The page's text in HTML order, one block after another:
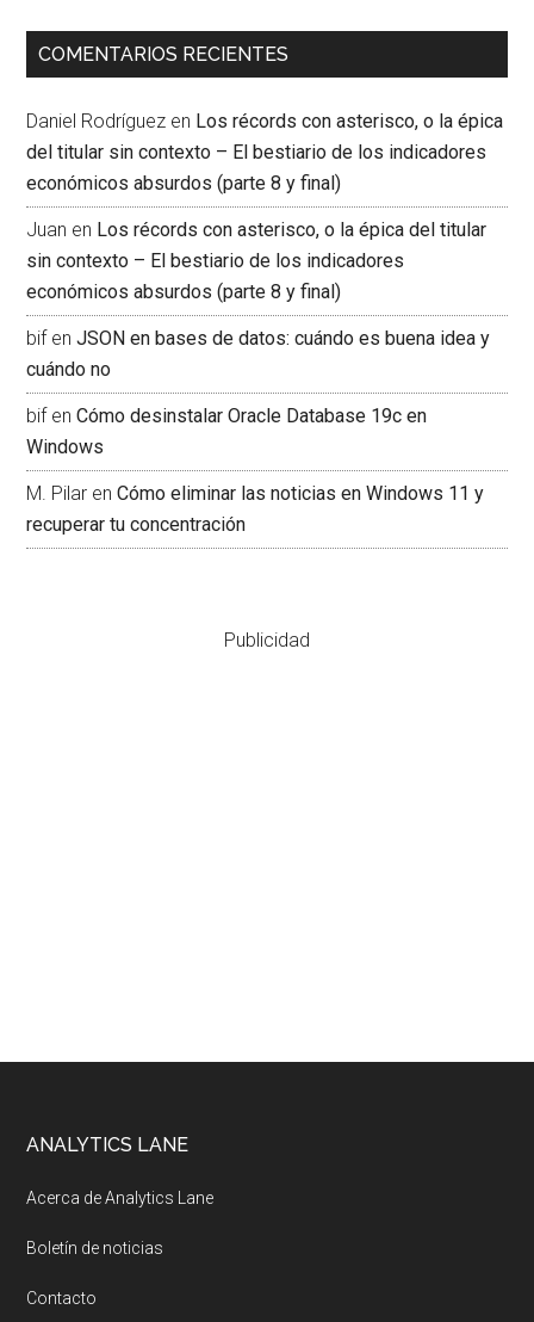
COMENTARIOS RECIENTES
Daniel Rodríguez en Los récords con asterisco, o la épica
del titular sin contexto – El bestiario de los indicadores
económicos absurdos (parte 8 y final)
Juan en Los récords con asterisco, o la épica del titular
sin contexto – El bestiario de los indicadores
económicos absurdos (parte 8 y final)
bifenJSON en bases de datos: cuándo es buena idea y
cuándo no
bifenCómo desinstalar Oracle Database 19c en
Windows
M. Pilar enCómo eliminar las noticias en Windows 11 y
recuperar tu concentración
Publicidad
Footer
ANALYTICS LANE
Acerca de Analytics Lane
Boletín de noticias
Contacto